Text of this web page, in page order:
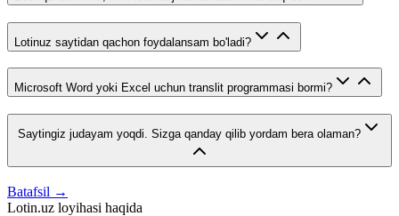
Lotinuz saytidan qachon foydalansam bo'ladi?
Microsoft Word yoki Excel uchun translit programmasi bormi?
Saytingiz judayam yoqdi. Sizga qanday qilib yordam bera olaman?
Batafsil →
Lotin.uz loyihasi haqida